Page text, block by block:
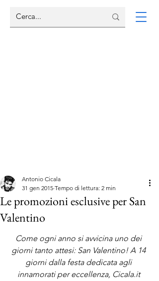
Le promozioni esclusive per San
Valentino
Antonio Cicala
31 gen 2015 Tempo di lettura: 2 min
Come ogni anno si avvicina uno dei
giorni tanto attesi: San Valentino! A 14
giorni dalla festa dedicata agli
innamorati per eccellenza, Cicala.it